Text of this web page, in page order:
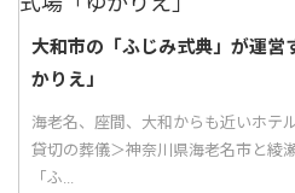
大和市の「ふじみ式典」が運営
かりえ」
海老名、座間、大和からも近いホテ
貸切の葬儀＞神奈川県海老名市と綾
「ふ...